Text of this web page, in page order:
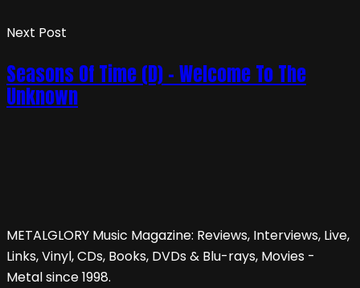
Next Post
Seasons Of Time (D) – Welcome To The
Unknown
METALGLORY Music Magazine: Reviews, Interviews, Live,
Links, Vinyl, CDs, Books, DVDs & Blu-rays, Movies -
Metal since 1998.